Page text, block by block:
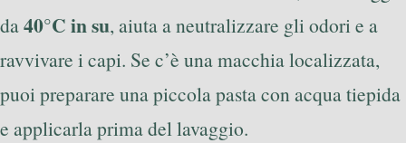
da40°C in su, aiuta a neutralizzare gli odori e a
ravvivare i capi. Se c’è una macchia localizzata,
puoi preparare una piccola pasta con acqua tiepida
e applicarla prima del lavaggio.